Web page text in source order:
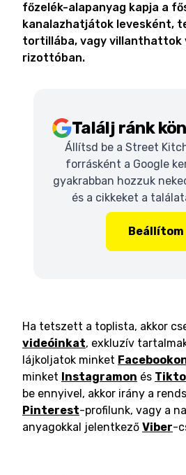
főzelék-alapanyag kapja a
kanalazhatjátok levesként,
tortillába, vagy villanthattok
rizottóban.
Találj ránk
Állítsd be a Street
forrásként a Google
gyakrabban hozzuk
és a cikkeket a
Beállítom
Ha tetszett a toplista, akkor
videóinkat, exkluzív
lájkoljatok minket
minket Instagramon és
be ennyivel, akkor irány a
Pinterest-profilunk, vagy a
anyagokkal jelentkező Viber-